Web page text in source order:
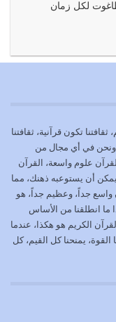
شرعه الله للناس في
وَالْقَانِتِينَ
بمثابة سبب بينهم
لكل زمان
تكون قرآنية، ثقافتنا
ونحن في أي مجال من
علوم واسعة، القرآن
أن يستوعبه ذهنك، مما
جداً، وعظيم جداً، هو
ما انطلقنا من الأساس
الكريم هو هكذا، عندما
القوة، يمنحنا كل القيم، كل
القرآن الكريم